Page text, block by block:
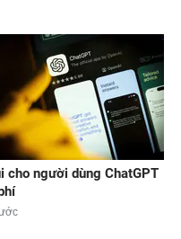
cho người dùng ChatGPT